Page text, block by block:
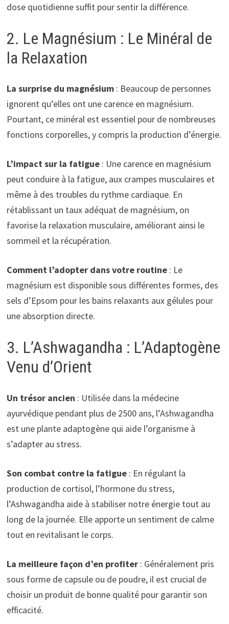
dose quotidienne suffit pour sentir la différence.
2. Le Magnésium : Le Minéral de
la Relaxation
La surprise du magnésium : Beaucoup de personnes
ignorent qu’elles ont une carence en magnésium.
Pourtant, ce minéral est essentiel pour de nombreuses
fonctions corporelles, y compris la production d’énergie.
L’impact sur la fatigue : Une carence en magnésium
peut conduire à la fatigue, aux crampes musculaires et
même à des troubles du rythme cardiaque. En
rétablissant un taux adéquat de magnésium, on
favorise la relaxation musculaire, améliorant ainsi le
sommeil et la récupération.
Comment l’adopter dans votre routine : Le
magnésium est disponible sous différentes formes, des
sels d’Epsom pour les bains relaxants aux gélules pour
une absorption directe.
3. L’Ashwagandha : L’Adaptogène
Venu d’Orient
Un trésor ancien : Utilisée dans la médecine
ayurvédique pendant plus de 2500 ans, l’Ashwagandha
est une plante adaptogène qui aide l’organisme à
s’adapter au stress.
Son combat contre la fatigue : En régulant la
production de cortisol, l’hormone du stress,
l’Ashwagandha aide à stabiliser notre énergie tout au
long de la journée. Elle apporte un sentiment de calme
tout en revitalisant le corps.
La meilleure façon d’en profiter : Généralement pris
sous forme de capsule ou de poudre, il est crucial de
choisir un produit de bonne qualité pour garantir son
efficacité.